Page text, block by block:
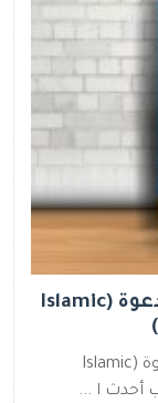
إضافة أرشيف محتوى مهارات الدعوة (Islamic
تمكنك إضافة أرشيف محتوى مهارات الدعوة (Islamic